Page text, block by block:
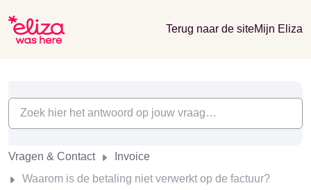
Terug naar de siteMijn Eliza
Vragen & Contact
Invoice
Waarom is de betaling niet verwerkt op de factuur?